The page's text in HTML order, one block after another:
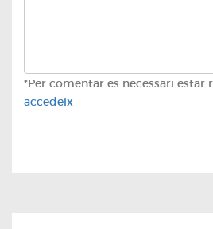
*Per comentar es necessari estar
accedeix